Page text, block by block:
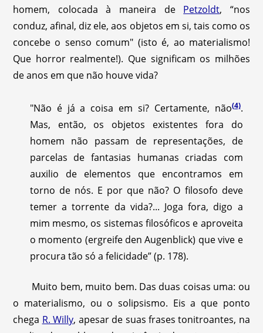
homem, colocada à maneira de Petzoldt, “nos
conduz, afinal, diz ele, aos objetos em si, tais como os
concebe o senso comum" (isto é, ao materialismo!
Que horror realmente!). Que significam os milhões
de anos em que não houve vida?
"Não é já a coisa em si? Certamente, não(4).
Mas, então, os objetos existentes fora do
homem não passam de representações, de
parcelas de fantasias humanas criadas com
auxilio de elementos que encontramos em
torno de nós. E por que não? O filosofo deve
temer a torrente da vida?... Joga fora, digo a
mim mesmo, os sistemas filosóficos e aproveita
o momento (ergreife den Augenblick) que vive e
procura tão só a felicidade” (p. 178).
Muito bem, muito bem. Das duas coisas uma: ou
o materialismo, ou o solipsismo. Eis a que ponto
chega R. Willy, apesar de suas frases tonitroantes, na